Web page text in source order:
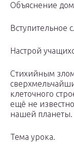
Объяснение
Вступительное
Настрой
Стихийным
клеточного
ещё не
нашей планеты.
Тема урока.